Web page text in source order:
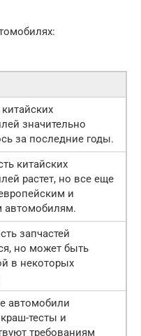
значительно
за последние годы.
китайских
растет, но все еще
и
автомобилям.
запчастей
но может быть
в некоторых
автомобили
тесты и
требованиям